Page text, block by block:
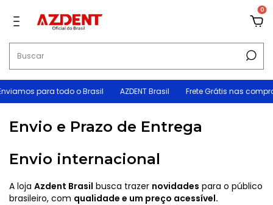
0
para todo o Brasil AZDENT Brasil Frete Grátis nas
Envio e Prazo de Entrega
Envio internacional
A loja Azdent Brasil busca trazer novidades para o público
brasileiro, com qualidade e um preço acessível.